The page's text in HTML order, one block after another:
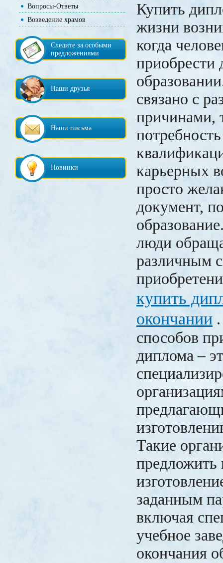
Вопросы-Ответы
Возведение храмов
Следите за особыми
предложениями
Наши друзья
Наши письма
Новинки
Купить
жизни
когда
приобрести
связано с
причинами,
карьерных
просто
документ,
люди
различным
купить
окончании
способов
диплома –
Такие
предложить
заданным
включая
учебное
окончания